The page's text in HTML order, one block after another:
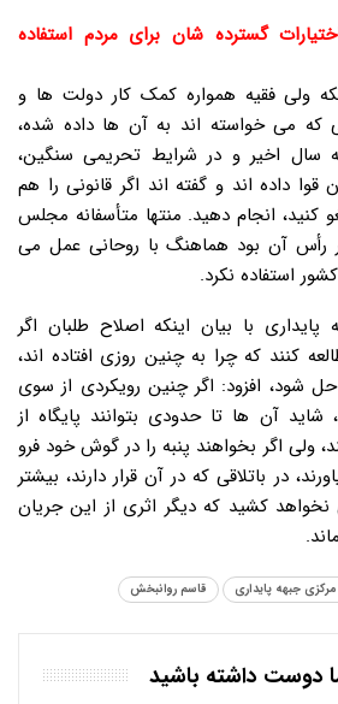
گسترده شان برای مردم استفاده
ولی فقیه همواره کمک کار دولت ها و
که می خواسته اند به آن ها داده شده،
سال اخیر و در شرایط تحریمی سنگین،
قوا داده اند و گفته اند اگر قانونی را هم
انجام دهید. منتها متأسفانه مجلس
رأس آن بود هماهنگ با روحانی عمل می
استفاده نکرد.
با بیان اینکه اصلاح طلبان اگر
کنند که چرا به چنین روزی افتاده اند،
شود، افزود: اگر چنین رویکردی از سوی
شاید آن ها تا حدودی بتوانند پایگاه از
ولی اگر بخواهند پنبه را در گوش خود فرو
در باتلاقی که در آن قرار دارند، بیشتر
کشید که دیگر اثری از این جریان
جبهه پایداری قاسم روانبخش
داشته باشید